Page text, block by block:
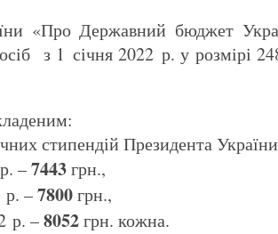
«Про Державний бюджет
з 1 січня 2022 р. у розмірі
стипендій Президента
–7443грн.,
р. –7800грн.,
р. –8052грн. кожна.